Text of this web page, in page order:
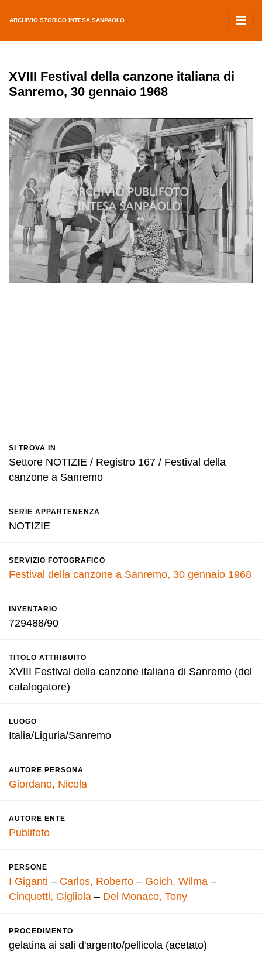
ARCHIVIO STORICO INTESA SANPAOLO
XVIII Festival della canzone italiana di
Sanremo, 30 gennaio 1968
SI TROVA IN
Settore NOTIZIE / Registro 167 / Festival della
canzone a Sanremo
SERIE APPARTENENZA
NOTIZIE
SERVIZIO FOTOGRAFICO
Festival della canzone a Sanremo, 30 gennaio 1968
INVENTARIO
729488/90
TITOLO ATTRIBUITO
XVIII Festival della canzone italiana di Sanremo (del
catalogatore)
LUOGO
Italia/Liguria/Sanremo
AUTORE PERSONA
Giordano, Nicola
AUTORE ENTE
Publifoto
PERSONE
I Giganti – Carlos, Roberto – Goich, Wilma –
Cinquetti, Gigliola – Del Monaco, Tony
PROCEDIMENTO
gelatina ai sali d'argento/pellicola (acetato)